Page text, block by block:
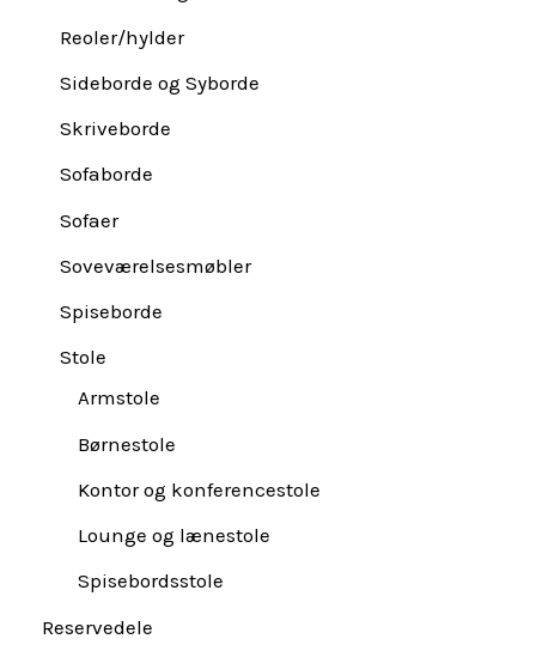
Reoler/hylder
Sideborde og Syborde
Skriveborde
Sofaborde
Sofaer
Soveværelsesmøbler
Spiseborde
Stole
Armstole
Børnestole
Kontor og konferencestole
Lounge og lænestole
Spisebordsstole
Reservedele